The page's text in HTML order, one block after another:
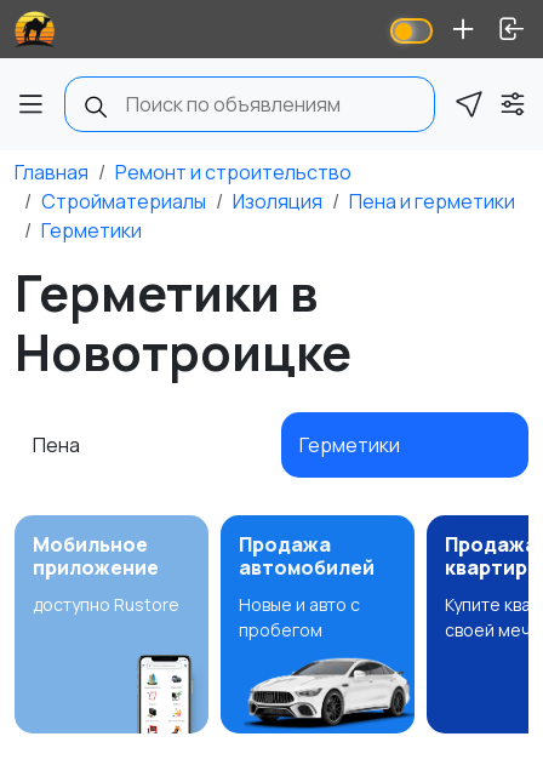
Главная
Ремонт и строительство
Стройматериалы
Изоляция
Пена и герметики
Герметики
Герметики в
Новотроицке
Пена Герметики
Мобильное
приложение
доступно Rustore
Продажа
автомобилей
Новые и авто с
пробегом
Продажа
квартир
Купите
своей